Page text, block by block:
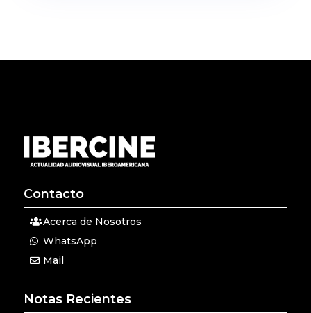
Contacto
Acerca de Nosotros
WhatsApp
Mail
Notas Recientes